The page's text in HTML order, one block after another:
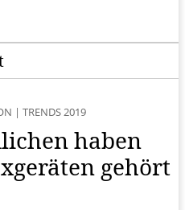
| TRENDS 2019
haben
gehört